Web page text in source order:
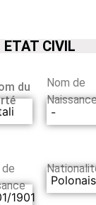
ETAT CIVIL
du
Nom de
-
1901